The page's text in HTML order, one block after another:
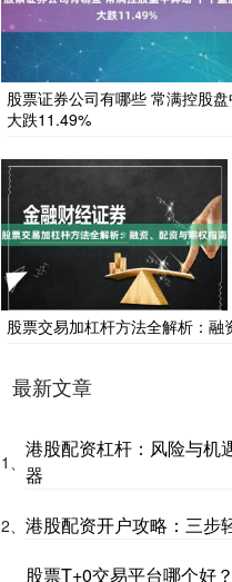
股票证券公司有哪些 常满控股
大跌11.49%
股票交易加杠杆方法全解析：融
最新文章
1、
港股配资杠杆：风险与机
器
2、 港股配资开户攻略：三步
股票T+0交易平台哪个好